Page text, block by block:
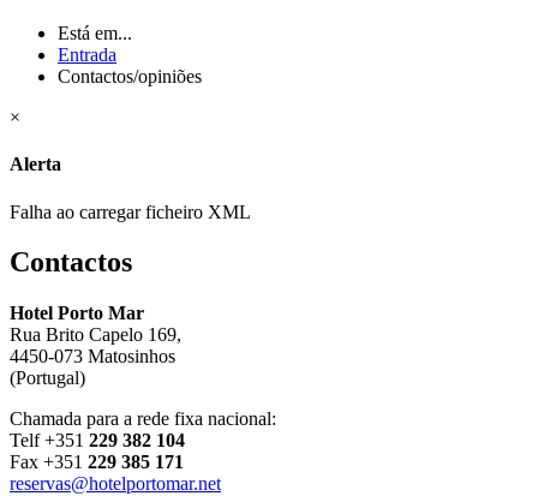
Está em...
Entrada
Contactos/opiniões
×
Alerta
Falha ao carregar ficheiro XML
Contactos
Hotel Porto Mar
Rua Brito Capelo 169,
4450-073 Matosinhos
(Portugal)
Chamada para a rede fixa nacional:
Telf +351 229 382 104
Fax +351 229 385 171
reservas@hotelportomar.net